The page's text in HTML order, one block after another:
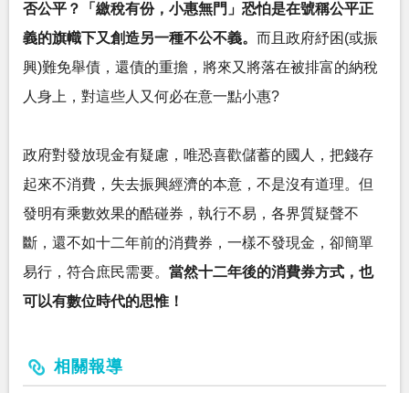
否公平？「繳稅有份，小惠無門」恐怕是在號稱公平正
義的旗幟下又創造另一種不公不義。 而且政府紓困(或振
興)難免舉債，還債的重擔，將來又將落在被排富的納稅
人身上，對這些人又何必在意一點小惠?
政府對發放現金有疑慮，唯恐喜歡儲蓄的國人，把錢存
起來不消費，失去振興經濟的本意，不是沒有道理。但
發明有乘數效果的酷碰券，執行不易，各界質疑聲不
斷，還不如十二年前的消費券，一樣不發現金，卻簡單
易行，符合庶民需要。 當然十二年後的消費券方式，也
可以有數位時代的思惟！
相關報導